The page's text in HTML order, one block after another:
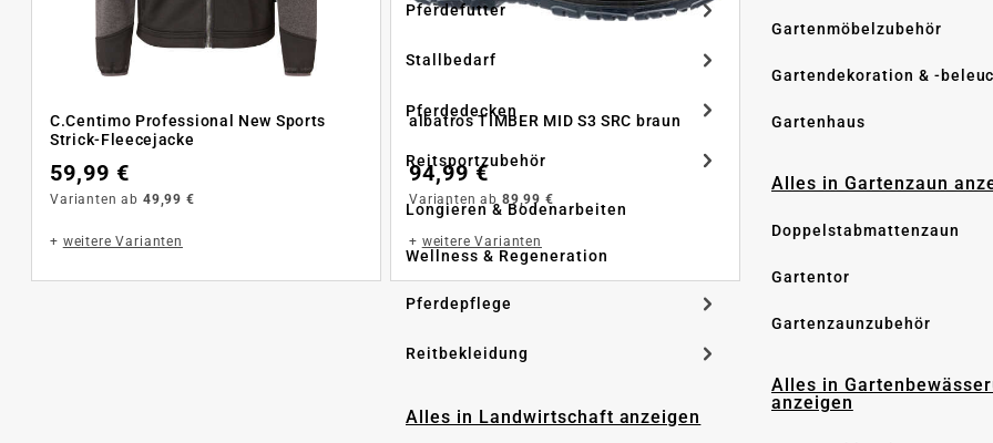
Pferdefutter
Stallbedarf
Pferdedecken
Reitsportzubehör
Longieren & Bodenarbeiten
Wellness & Regeneration
Pferdepflege
Reitbekleidung
Alles in Landwirtschaft anzeigen
Gartenmöbelzubehör
Gartendekoration & -
Gartenhaus
Alles in Gartenzaun
Doppelstabmattenzaun
Gartentor
Gartenzaunzubehör
Alles in
anzeigen
C.Centimo Professional New Sports
Strick-Fleecejacke
59,99 €
Varianten ab 49,99 €
+ weitere Varianten
albatros TIMBER MID S3 SRC braun
94,99 €
Varianten ab 89,99 €
+ weitere Varianten